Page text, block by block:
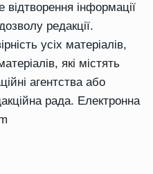
інформації
редакції.
усіх матеріалів,
які містять
агентства або
рада. Електронна